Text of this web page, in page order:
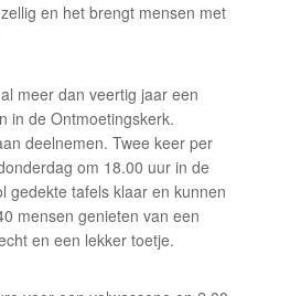
en het brengt mensen met
meer dan veertig jaar een
in de Ontmoetingskerk.
deelnemen. Twee keer per
om 18.00 uur in de
gedekte tafels klaar en kunnen
mensen genieten van een
en een lekker toetje.